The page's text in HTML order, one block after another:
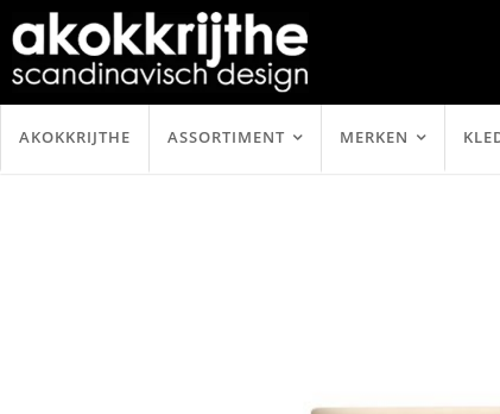
AKOKKRIJTHE ASSORTIMENT MERKEN